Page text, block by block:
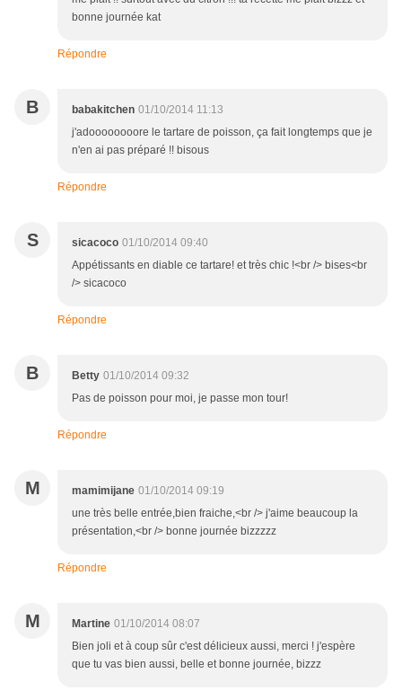
bonne journée kat
Répondre
B babakitchen 01/10/2014 11:13
j'adoooooooore le tartare de poisson, ça fait longtemps que je
n'en ai pas préparé !! bisous
Répondre
S sicacoco 01/10/2014 09:40
Appétissants en diable ce tartare! et très chic !<br /> bises<br
/> sicacoco
Répondre
B Betty 01/10/2014 09:32
Pas de poisson pour moi, je passe mon tour!
Répondre
M mamimijane 01/10/2014 09:19
une très belle entrée,bien fraiche,<br /> j'aime beaucoup la
présentation,<br /> bonne journée bizzzzz
Répondre
M Martine 01/10/2014 08:07
Bien joli et à coup sûr c'est délicieux aussi, merci ! j'espère
que tu vas bien aussi, belle et bonne journée, bizzz